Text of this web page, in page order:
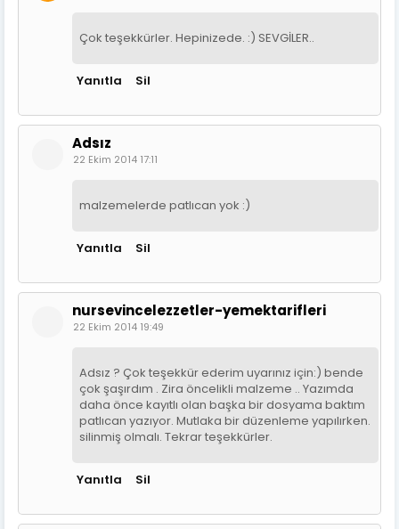
Çok teşekkürler. Hepinizede. :) SEVGİLER..
Yanıtla Sil
Adsız
22 Ekim 2014 17:11
malzemelerde patlıcan yok :)
Yanıtla Sil
nursevincelezzetler-yemektarifleri
22 Ekim 2014 19:49
Adsız ? Çok teşekkür ederim uyarınız için:) bende
çok şaşırdım . Zira öncelikli malzeme .. Yazımda
daha önce kayıtlı olan başka bir dosyama baktım
patlıcan yazıyor. Mutlaka bir düzenleme yapılırken.
silinmiş olmalı. Tekrar teşekkürler.
Yanıtla Sil